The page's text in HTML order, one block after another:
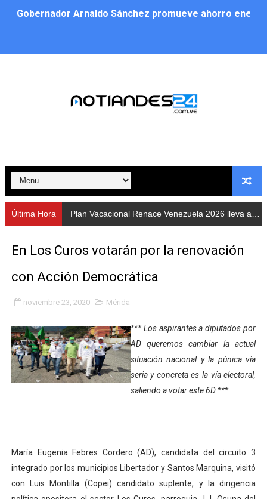
Gobernador Arnaldo Sánchez promueve ahorro
Cuerpos de Seguridad activaron operativos
Alcaldía de Libertador impulsa el Plan Ofensiva
Cidata y el Observatorio Astronómico Nacional de
Concejo Municipal de Zea celebra distinción de
CIEPROL-ULA distingue al municipio Zea como
Plan Quirúrgico Regional llega a Pueblo Llano con la
Iaanem graduó a bebés de Mérida en jornada de
Iahula pone en marcha protocolo de triaje psicosocial
Arranca en Rivas Dávila el Plan de Renovación de
Alcalde Nelson Álvarez llevó jornada recreativa a la
Nevado Gas optimiza servicio residencial en la
Última Hora Plan Vacacional Renace Venezuela 2026 lleva actividades recreativas a Los Guaimaros
En Los Curos votarán por la renovación
con Acción Democrática
noviembre 23, 2020 Mérida
*** Los aspirantes a diputados por
AD queremos cambiar la actual
situación nacional y la púnica vía
seria y concreta es la vía electoral,
saliendo a votar este 6D ***
María Eugenia Febres Cordero (AD), candidata del circuito 3
integrado por los municipios Libertador y Santos Marquina, visitó
con Luis Montilla (Copei) candidato suplente, y la dirigencia